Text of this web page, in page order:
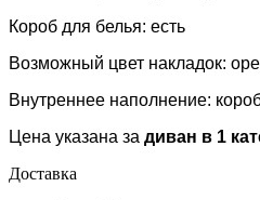
Короб для белья: есть
Возможный цвет накладок:
Внутреннее наполнение:
Цена указана за диван в 1
Доставка